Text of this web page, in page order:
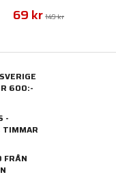
69 kr 149 kr
600:-
-
TIMMAR
FRÅN